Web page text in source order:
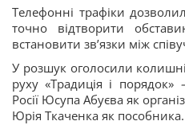
Телефонні трафіки
точно відтворити
встановити звʼязки між
У розшук оголосили
руху «Традиція і порядок»
Росії Юсупа Абуєва як
Юрія Ткаченка як пособника.